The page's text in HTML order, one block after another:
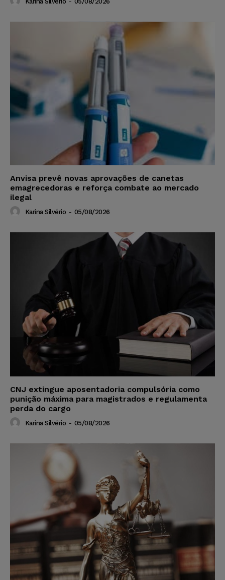
Anvisa prevê novas aprovações de canetas
emagrecedoras e reforça combate ao mercado
ilegal
Karina Silvério - 05/08/2026
CNJ extingue aposentadoria compulsória como
punição máxima para magistrados e regulamenta
perda do cargo
Karina Silvério - 05/08/2026